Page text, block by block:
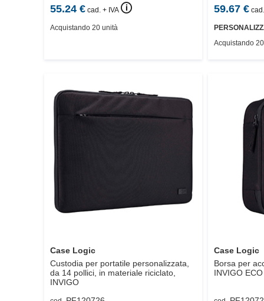
55.24 € cad. + IVA 🛈
Acquistando 20 unità
59.67€
Acquistando
Case Logic
Custodia per portatile personalizzata,
da 14 pollici, in materiale riciclato,
INVIGO
Case Logic
Borsa per
INVIGO ECO